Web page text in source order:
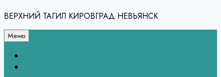
ВЕРХНИЙ ТАГИЛ КИРОВГРАД НЕВЬЯНСК
Меню